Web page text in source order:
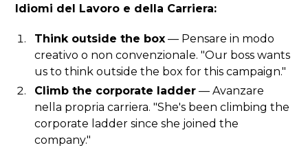
Idiomi del Lavoro e della Carriera:
Think outside the box — Pensare in modo
creativo o non convenzionale. "Our boss wants
us to think outside the box for this campaign."
Climb the corporate ladder — Avanzare
nella propria carriera. "She's been climbing the
corporate ladder since she joined the
company."